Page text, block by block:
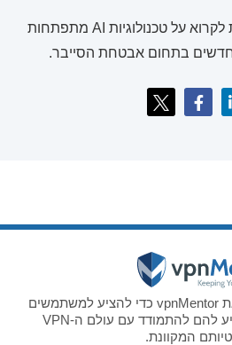
בזמנה הפנוי אלכס אוהבת לקרוא על טכנולוגיות AI מתפתחות
חדשים בתחום אבטחת הסייבר.
הקמנו את vpnMentor כדי להציע למשתמשים
כלי מחויב ומועיל שיסייע להם להתמודד עם עולם ה-VPN
המקוונת.